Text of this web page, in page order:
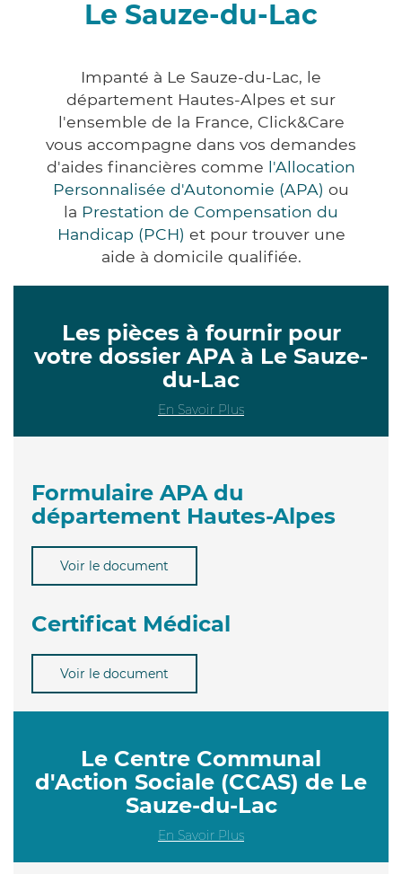
Le Sauze-du-Lac
Impanté à Le Sauze-du-Lac, le
département Hautes-Alpes et sur
l'ensemble de la France, Click&Care
vous accompagne dans vos demandes
d'aides financières comme l'Allocation
Personnalisée d'Autonomie (APA) ou
la Prestation de Compensation du
Handicap (PCH) et pour trouver une
aide à domicile qualifiée.
Les pièces à fournir pour
votre dossier APA à Le Sauze-
du-Lac
En Savoir Plus
Formulaire APA du
département Hautes-Alpes
Voir le document
Certificat Médical
Voir le document
Le Centre Communal
d'Action Sociale (CCAS) de Le
Sauze-du-Lac
En Savoir Plus